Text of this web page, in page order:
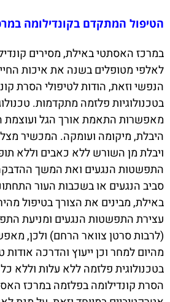
הטיפול המתקדם בקונדילומה
במרכז האסתטי באילת, מסירים
לאלפי מטופלים בשנה את איכות
הנפשי וזאת, הודות לטיפולי הסרת
בטכנולוגיות פלזמה מתקדמות.
מאפשרות התאמת אורך הגל ועוצמת
היבלת, מיקומה ועומקה. המכשיר
ויבלת מן השורש ללא כאבים וללא
התפשטות הנגעים ואת המשך
סביב הנגעים או בשכבות העור
באילת, מבינים את הצורך בטיפול
עצירת התפשטות הנגעים ומניעת
(לרבות סרטן צוואר הרחם) ולכן,
מהיום למחר וכן ייעוץ והדרכה אודות
בטכנולוגית פלזמה ללא עלות וללא
הסרת קונדילומה בפלזמה במרכז